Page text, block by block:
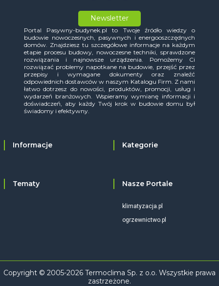
Newsletter
Portal Pasywny-budynek.pl to Twoje źródło wiedzy o
budowie nowoczesnych, pasywnych i energooszczędnych
domów. Znajdziesz tu szczegółowe informacje na każdym
etapie procesu budowy, nowoczesne techniki, sprawdzone
rozwiązania i najnowsze urządzenia. Pomożemy Ci
rozwiązać problemy napotkane na budowie, przejść przez
przepisy i wymagane dokumenty oraz znaleźć
odpowiednich dostawców w naszym Katalogu Firm. Z nami
łatwo dotrzesz do nowości, produktów, promocji, usług i
wydarzeń branżowych. Wspieramy wymianę informacji i
doświadczeń, aby każdy Twój krok w budowie domu był
świadomy i efektywny.
Informacje Kategorie
Tematy Nasze Portale
klimatyzacja.pl
ogrzewnictwo.pl
Copyright © 2005-2026 Termoclima Sp. z o.o. Wszystkie prawa
zastrzeżone.